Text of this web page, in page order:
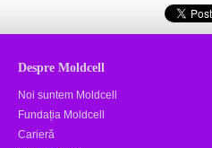
Despre Moldcell
Noi suntem Moldcell
Fundația Moldcell
Carieră